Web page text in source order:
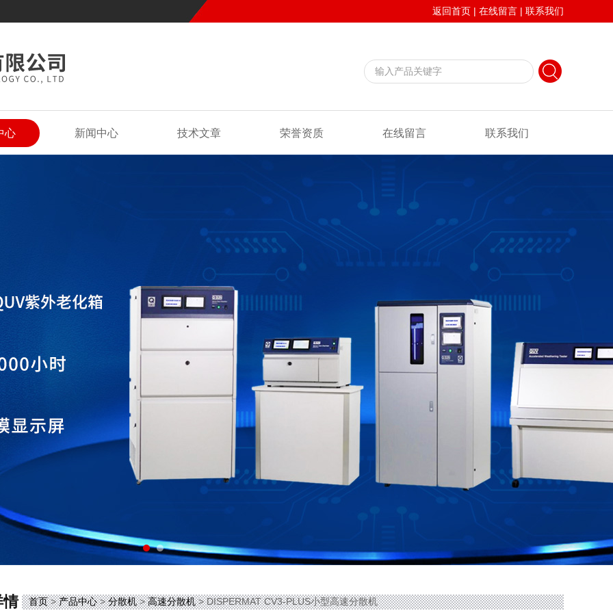
返回首页 | 在线留言 | 联系我们
心 新闻中心 技术文章 荣誉资质 在线留言 联系我们
情 首页>产品中心>分散机>高速分散机> DISPERMAT CV3-PLUS小型高速分散机